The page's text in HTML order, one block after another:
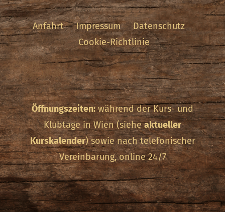
Anfahrt Impressum
Datenschutz
Cookie-Richtlinie
Öffnungszeiten:während der Kurs- und
Klubtage in Wien (sieheaktueller
Kurskalender) sowie nach telefonischer
Vereinbarung, online 24/7